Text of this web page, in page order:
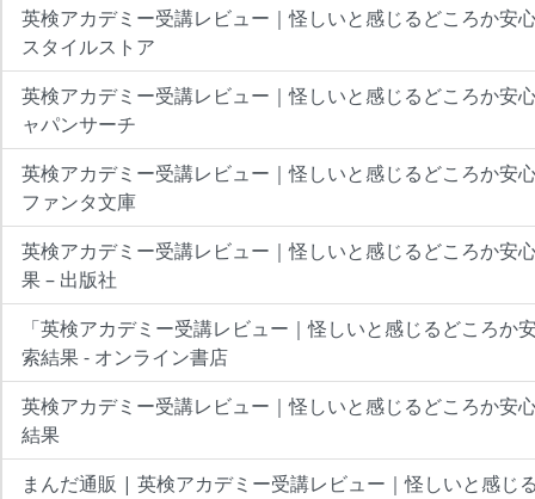
英検アカデミー受講レビュー｜怪しいと感じるどころか安
スタイルストア
英検アカデミー受講レビュー｜怪しいと感じるどころか安
ャパンサーチ
英検アカデミー受講レビュー｜怪しいと感じるどころか安
ファンタ文庫
英検アカデミー受講レビュー｜怪しいと感じるどころか安
果 – 出版社
「英検アカデミー受講レビュー｜怪しいと感じるどころか
索結果 - オンライン書店
英検アカデミー受講レビュー｜怪しいと感じるどころか安
結果
まんだ通販 | 英検アカデミー受講レビュー｜怪しいと感じ